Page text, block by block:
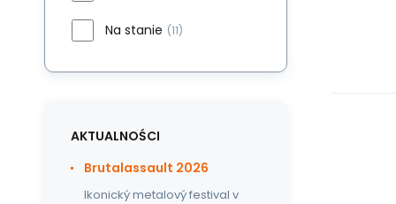
Na stanie (11)
AKTUALNOŚCI
Brutalassault 2026
Ikonický metalový festival v